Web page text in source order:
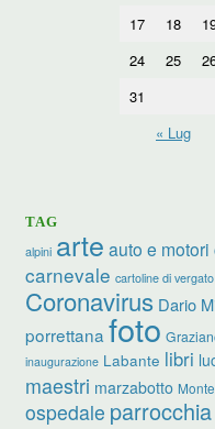
17
18
24
25
31
« Lug
TAG
alpini arte auto e motori
carnevale cartoline di vergato
Coronavirus Dario
porrettana foto
inaugurazione Labante libri
maestri marzabotto
ospedale parrocchia